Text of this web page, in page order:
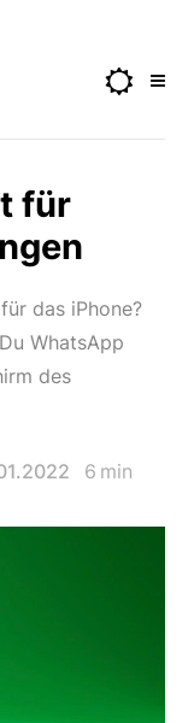
für
das iPhone?
WhatsApp
des
6 min